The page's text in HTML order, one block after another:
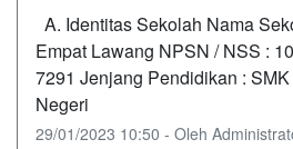
A. Identitas Sekolah Nama
Empat Lawang NPSN / NSS :
7291 Jenjang Pendidikan :
Negeri
29/01/2023 10:50 - Oleh